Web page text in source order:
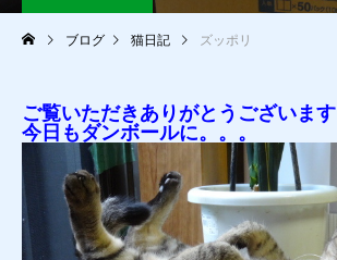
ブログ 猫日記 ズッポリ
ご覧いただきありがとうございます
今日もダンボールに。。。